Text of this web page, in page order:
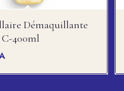
Démaquillante
400ml